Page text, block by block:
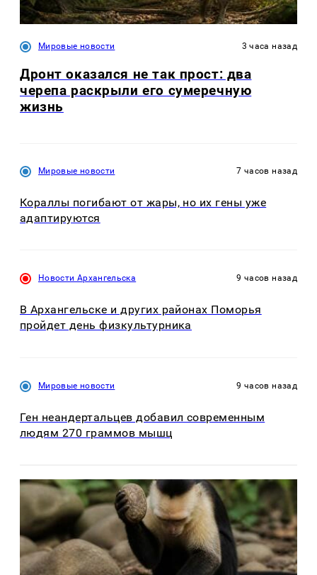
Мировые новости 3 часа назад
Дронт оказался не так прост: два
черепа раскрыли его сумеречную
жизнь
Мировые новости 7 часов назад
Кораллы погибают от жары, но их гены уже
адаптируются
Новости Архангельска 9 часов назад
В Архангельске и других районах Поморья
пройдет день физкультурника
Мировые новости 9 часов назад
Ген неандертальцев добавил современным
людям 270 граммов мышц